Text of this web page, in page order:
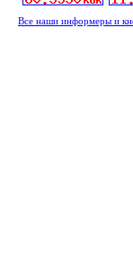
Все наши информеры и